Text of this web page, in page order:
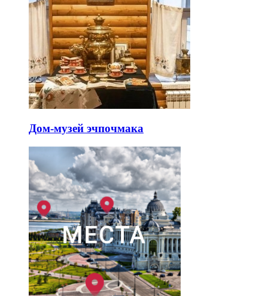
Дом-музей эчпочмака